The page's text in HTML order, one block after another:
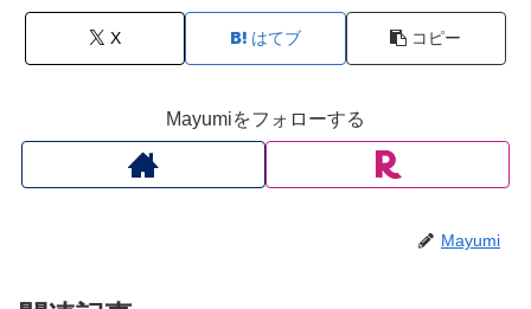
X はてブ コピー
Mayumiをフォローする
Mayumi